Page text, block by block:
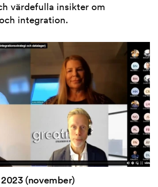
värdefulla insikter om
integration.
(november)